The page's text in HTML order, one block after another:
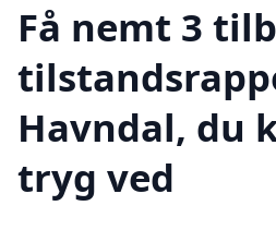
Få nemt 3
Havndal, du
tryg ved